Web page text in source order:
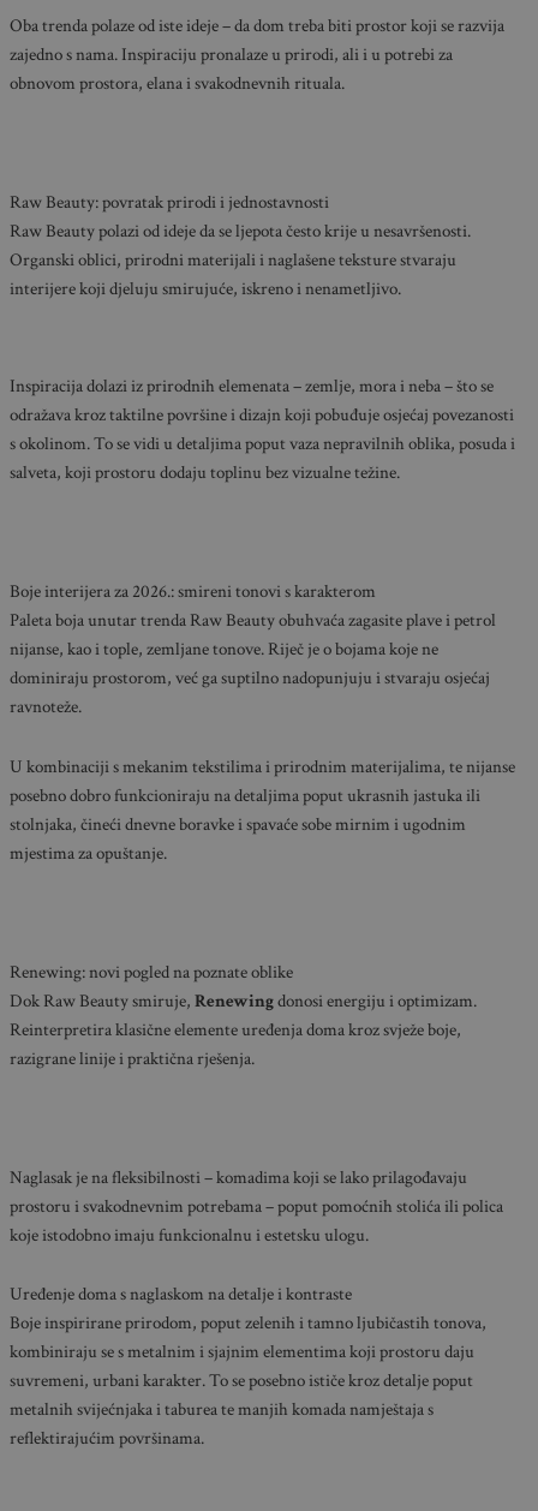
Oba trenda polaze od iste ideje – da dom treba biti prostor koji se razvija
zajedno s nama. Inspiraciju pronalaze u prirodi, ali i u potrebi za
obnovom prostora, elana i svakodnevnih rituala.
Raw Beauty: povratak prirodi i jednostavnosti
Raw Beauty polazi od ideje da se ljepota često krije u nesavršenosti.
Organski oblici, prirodni materijali i naglašene teksture stvaraju
interijere koji djeluju smirujuće, iskreno i nenametljivo.
Inspiracija dolazi iz prirodnih elemenata – zemlje, mora i neba – što se
odražava kroz taktilne površine i dizajn koji pobuđuje osjećaj povezanosti
s okolinom. To se vidi u detaljima poput vaza nepravilnih oblika, posuda i
salveta, koji prostoru dodaju toplinu bez vizualne težine.
Boje interijera za 2026.: smireni tonovi s karakterom
Paleta boja unutar trenda Raw Beauty obuhvaća zagasite plave i petrol
nijanse, kao i tople, zemljane tonove. Riječ je o bojama koje ne
dominiraju prostorom, već ga suptilno nadopunjuju i stvaraju osjećaj
ravnoteže.
U kombinaciji s mekanim tekstilima i prirodnim materijalima, te nijanse
posebno dobro funkcioniraju na detaljima poput ukrasnih jastuka ili
stolnjaka, čineći dnevne boravke i spavaće sobe mirnim i ugodnim
mjestima za opuštanje.
Renewing: novi pogled na poznate oblike
Dok Raw Beauty smiruje, Renewingdonosi energiju i optimizam.
Reinterpretira klasične elemente uređenja doma kroz svježe boje,
razigrane linije i praktična rješenja.
Naglasak je na fleksibilnosti – komadima koji se lako prilagođavaju
prostoru i svakodnevnim potrebama – poput pomoćnih stolića ili polica
koje istodobno imaju funkcionalnu i estetsku ulogu.
Uređenje doma s naglaskom na detalje i kontraste
Boje inspirirane prirodom, poput zelenih i tamno ljubičastih tonova,
kombiniraju se s metalnim i sjajnim elementima koji prostoru daju
suvremeni, urbani karakter. To se posebno ističe kroz detalje poput
metalnih svijećnjaka i taburea te manjih komada namještaja s
reflektirajućim površinama.